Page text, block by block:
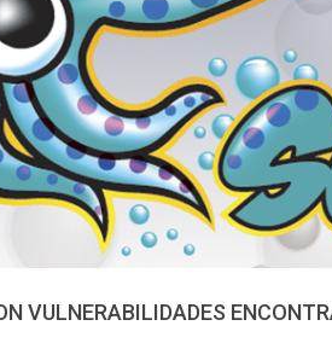
VULNERABILIDADES